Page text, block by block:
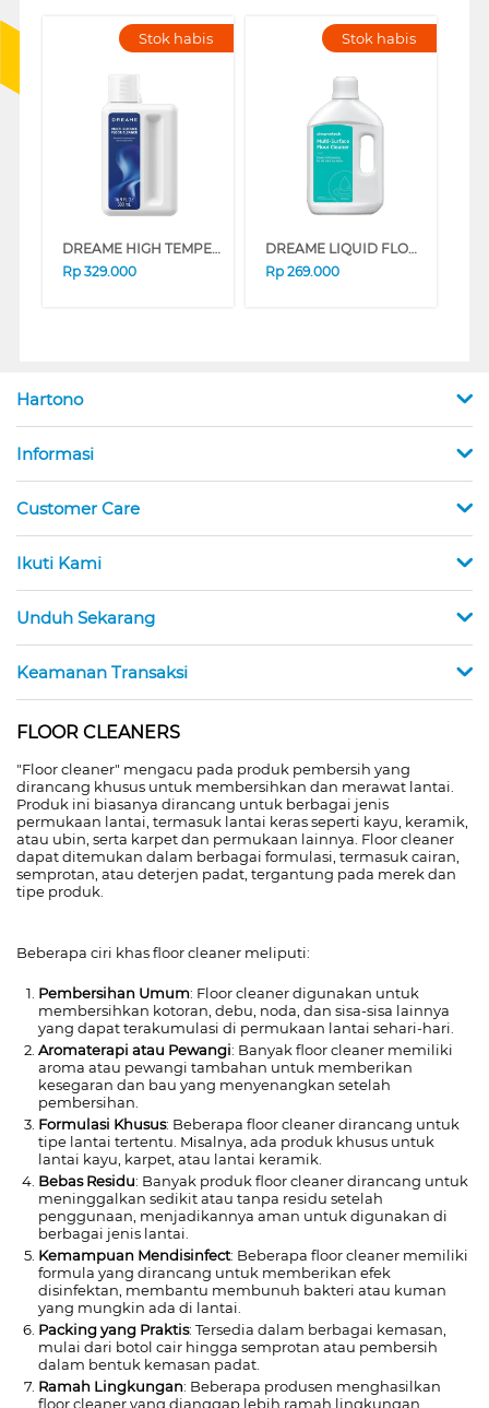
Stok habis
DREAME HIGH TEMPERATUR FLOOR CLEANER DREAMEHIGHTEMP
Rp 329.000
Stok habis
DREAME LIQUID FLOOR CLEANER DREAMEMULTISURFACE
Rp 269.000
Hartono
Informasi
Customer Care
Ikuti Kami
Unduh Sekarang
Keamanan Transaksi
FLOOR CLEANERS
"Floor cleaner" mengacu pada produk pembersih yang
dirancang khusus untuk membersihkan dan merawat lantai.
Produk ini biasanya dirancang untuk berbagai jenis
permukaan lantai, termasuk lantai keras seperti kayu, keramik,
atau ubin, serta karpet dan permukaan lainnya. Floor cleaner
dapat ditemukan dalam berbagai formulasi, termasuk cairan,
semprotan, atau deterjen padat, tergantung pada merek dan
tipe produk.
Beberapa ciri khas floor cleaner meliputi:
Pembersihan Umum: Floor cleaner digunakan untuk
membersihkan kotoran, debu, noda, dan sisa-sisa lainnya
yang dapat terakumulasi di permukaan lantai sehari-hari.
Aromaterapi atau Pewangi: Banyak floor cleaner memiliki
aroma atau pewangi tambahan untuk memberikan
kesegaran dan bau yang menyenangkan setelah
pembersihan.
Formulasi Khusus: Beberapa floor cleaner dirancang untuk
tipe lantai tertentu. Misalnya, ada produk khusus untuk
lantai kayu, karpet, atau lantai keramik.
Bebas Residu: Banyak produk floor cleaner dirancang untuk
meninggalkan sedikit atau tanpa residu setelah
penggunaan, menjadikannya aman untuk digunakan di
berbagai jenis lantai.
Kemampuan Mendisinfect: Beberapa floor cleaner memiliki
formula yang dirancang untuk memberikan efek
disinfektan, membantu membunuh bakteri atau kuman
yang mungkin ada di lantai.
Packing yang Praktis: Tersedia dalam berbagai kemasan,
mulai dari botol cair hingga semprotan atau pembersih
dalam bentuk kemasan padat.
Ramah Lingkungan: Beberapa produsen menghasilkan
floor cleaner yang dianggap lebih ramah lingkungan,